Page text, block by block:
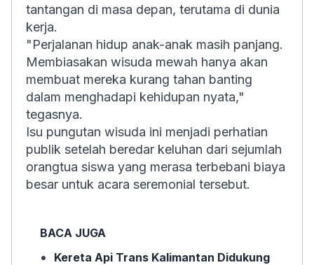
tantangan di masa depan, terutama di dunia
kerja.
"Perjalanan hidup anak-anak masih panjang.
Membiasakan wisuda mewah hanya akan
membuat mereka kurang tahan banting
dalam menghadapi kehidupan nyata,"
tegasnya.
Isu pungutan wisuda ini menjadi perhatian
publik setelah beredar keluhan dari sejumlah
orangtua siswa yang merasa terbebani biaya
besar untuk acara seremonial tersebut.
BACA JUGA
Kereta Api Trans Kalimantan Didukung